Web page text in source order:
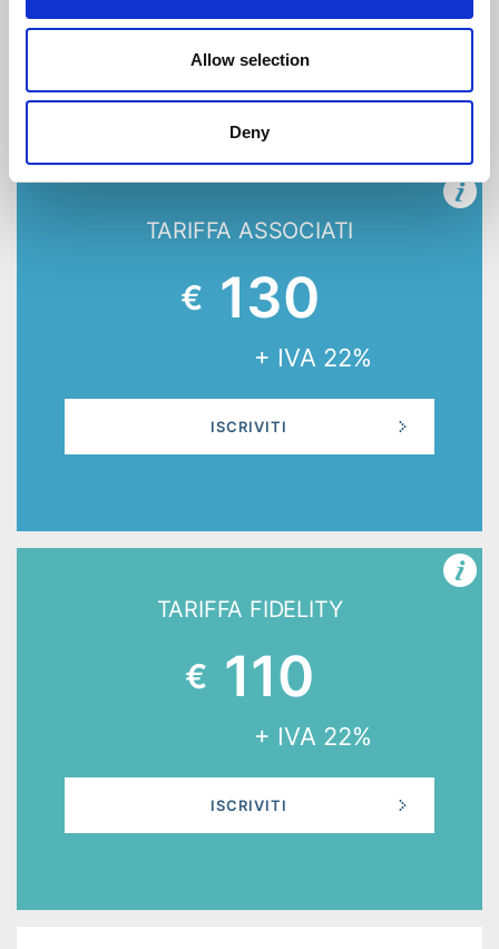
Allow selection
Deny
TARIFFA ASSOCIATI
€ 130
+ IVA 22%
ISCRIVITI
TARIFFA FIDELITY
€ 110
+ IVA 22%
ISCRIVITI